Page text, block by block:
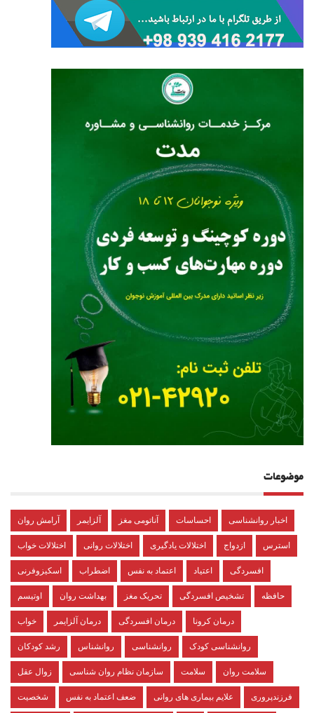
موضوعات
آرامش روان آلزایمر آناتومی مغز احساسات اخبار روانشناسی
اختلالات خواب اختلالات روانی اختلالات یادگیری ازدواج استرس
اسکیزوفرنی اضطراب اعتماد به نفس اعتیاد افسردگی
اوتیسم بهداشت روان تحریک مغز تشخیص افسردگی حافظه
خواب درمان آلزایمر درمان افسردگی درمان کرونا
رشد کودکان روانشناس روانشناسی روانشناسی کودک
زوال عقل سازمان نظام روان شناسی سلامت سلامت روان
شخصیت ضعف اعتماد به نفس علایم بیماری های روانی فرزندپروری